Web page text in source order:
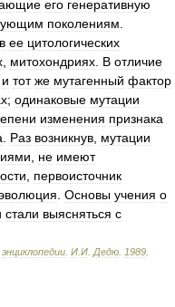
его генеративную
поколениям
в ее цитологических
митохондриях В отличие
и тот же мутагенный фактор
; одинаковые мутации
изменения признака
Раз возникнув мутации
не имеют
первоисточник
Основы учения о
стали выясняться с
энциклопедии И И Дедю 1989